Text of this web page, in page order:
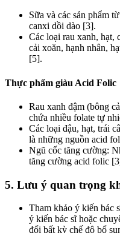
Sữa và các sản phẩm
canxi dồi dào [3].
Các loại rau xanh, hạt,
cải xoăn, hạnh nhân,
[5].
Thực phẩm giàu Acid Folic
Rau xanh đậm (bông
chứa nhiều folate tự
Các loại đậu, hạt, trái
là những nguồn acid
Ngũ cốc tăng cường:
tăng cường acid folic
5. Lưu ý quan trọng
Tham khảo ý kiến bác
ý kiến bác sĩ hoặc
đổi bất kỳ chế độ bổ